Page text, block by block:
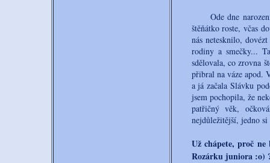
Ode dne narození
štěňátko roste, včas
nás netesknilo,
rodiny a smečky...
sdělovala, co zrovna
přibral na váze apod.
a já začala Slávku
jsem pochopila, že
patřičný věk,
nejdůležitější, jedno
Už chápete, proč
Rozárku juniora :o)